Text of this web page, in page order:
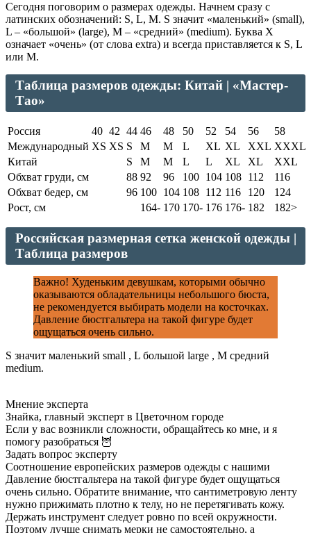
Сегодня поговорим о размерах одежды. Начнем сразу с
латинских обозначений: S, L, M. S значит «маленький» (small),
L – «большой» (large), M – «средний» (medium). Буква X
означает «очень» (от слова extra) и всегда приставляется к S, L
или M.
Таблица размеров одежды: Китай | «Мастер-
Тао»
Россия 40 42 44 46 48 50 52 54 56
58
Международный XS XS S M M L XL XL XXL XXXL
Китай
S M M L L XL XL
XXL
Обхват груди, см
88 92 96 100 104 108 112
116
Обхват бедер, см
96 100 104 108 112 116 120
124
Рост, см
164- 170 170- 176 176- 182 182>
Российская размерная сетка женской одежды |
Таблица размеров
Важно! Худеньким девушкам, которыми обычно
оказываются обладательницы небольшого бюста,
не рекомендуется выбирать модели на косточках.
Давление бюстгальтера на такой фигуре будет
ощущаться очень сильно.
S значит маленький small , L большой large , M средний
medium.
Мнение эксперта
Знайка, главный эксперт в Цветочном городе
Если у вас возникли сложности, обращайтесь ко мне, и я
помогу разобраться 🦉
Задать вопрос эксперту
Соотношение европейских размеров одежды с нашими
Давление бюстгальтера на такой фигуре будет ощущаться
очень сильно. Обратите внимание, что сантиметровую ленту
нужно прижимать плотно к телу, но не перетягивать кожу.
Держать инструмент следует ровно по всей окружности.
Поэтому лучше снимать мерки не самостоятельно, а